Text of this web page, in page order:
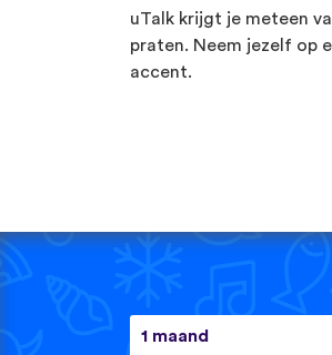
uTalk krijgt je meteen
praten. Neem jezelf op
accent.
1 maand